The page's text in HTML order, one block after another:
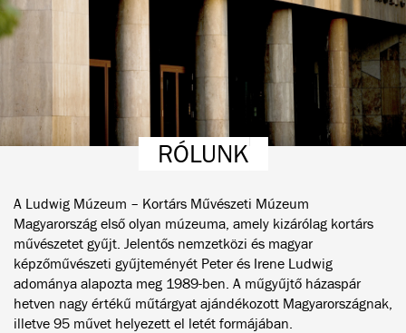
RÓLUNK
A Ludwig Múzeum – Kortárs Művészeti Múzeum
Magyarország első olyan múzeuma, amely kizárólag kortárs
művészetet gyűjt. Jelentős nemzetközi és magyar
képzőművészeti gyűjteményét Peter és Irene Ludwig
adománya alapozta meg 1989-ben. A műgyűjtő házaspár
hetven nagy értékű műtárgyat ajándékozott Magyarországnak,
illetve 95 művet helyezett el letét formájában.